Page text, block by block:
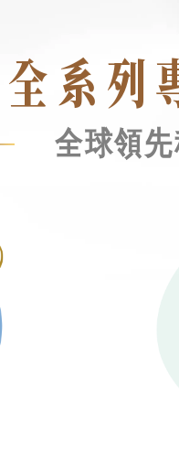
全系列
全球領